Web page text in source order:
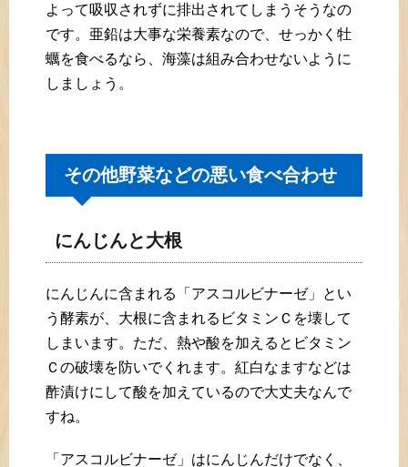
よって吸収されずに排出されてしまうそうなの
です。亜鉛は大事な栄養素なので、せっかく牡
蠣を食べるなら、海藻は組み合わせないように
しましょう。
その他野菜などの悪い食べ合わせ
にんじんと大根
にんじんに含まれる「アスコルビナーゼ」とい
う酵素が、大根に含まれるビタミンＣを壊して
しまいます。ただ、熱や酸を加えるとビタミン
Ｃの破壊を防いでくれます。紅白なますなどは
酢漬けにして酸を加えているので大丈夫なんで
すね。
「アスコルビナーゼ」はにんじんだけでなく、